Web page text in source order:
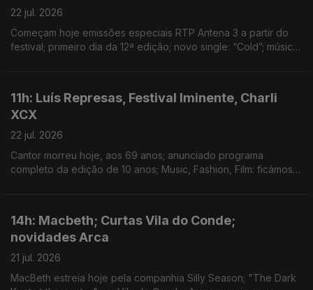
22 jul. 2026
Começam hoje emissões especiais RTP Antena 3 a partir do
festival; primeiro dia da 12ª edição; novo single: “Cold”; música
11h: Luís Represas, Festival Iminente, Charli
XCX
22 jul. 2026
Cantor morreu hoje, aos 69 anos; anunciado programa
completo da edição de 10 anos; Music, Fashion, Film: ficámos a
14h: Macbeth; Curtas Vila do Conde;
novidades Arca
21 jul. 2026
MacBeth estreia hoje pela companhia Silly Season; "The Dark